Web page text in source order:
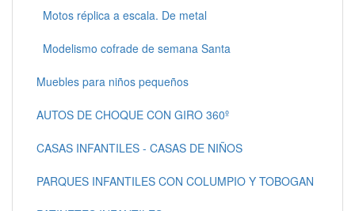
Motos réplica a escala. De metal
Modelismo cofrade de semana Santa
Muebles para niños pequeños
AUTOS DE CHOQUE CON GIRO 360º
CASAS INFANTILES - CASAS DE NIÑOS
PARQUES INFANTILES CON COLUMPIO Y TOBOGAN